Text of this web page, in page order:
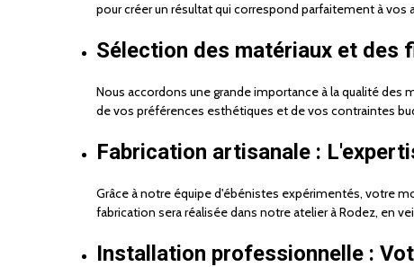
pour créer un résultat qui correspond parfaitement à vos
Sélection des matériaux et
Nous accordons une grande importance à la qualité des
de vos préférences esthétiques et de vos contraintes
Fabrication artisanale :
Grâce à notre équipe d'ébénistes expérimentés, votre
fabrication sera réalisée dans notre atelier à Rodez, en
Installation professionnelle :